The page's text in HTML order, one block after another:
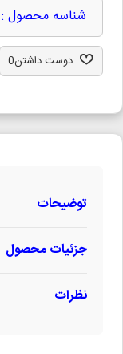
شناسه محصول :
دوست داشتن0
توضیحات
جزئیات محصول
نظرات